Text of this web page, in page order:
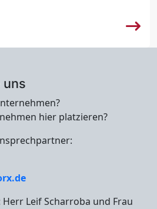
uns
hier platzieren?
Leif Scharroba und Frau